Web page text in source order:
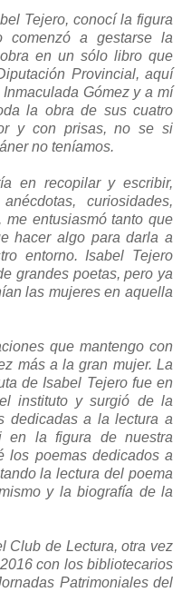
Tejero, conocí la figura
a gestarse la
en un sólo libro que
Provincial, aquí
Gómez y a mí
la obra de sus cuatro
y con prisas, no se si
no teníamos.
en recopilar y escribir,
curiosidades,
entusiasmó tanto que
hacer algo para darla a
entorno. Isabel Tejero
grandes poetas, pero ya
las mujeres en aquella
que mantengo con
más a la gran mujer. La
de Isabel Tejero fue en
instituto y surgió de la
dedicadas a la lectura a
en la figura de nuestra
los poemas dedicados a
la lectura del poema
y la biografía de la
Club de Lectura, otra vez
con los bibliotecarios
Patrimoniales del